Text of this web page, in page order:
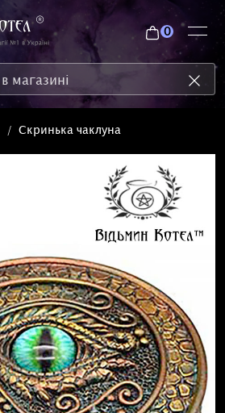
0
Скринька чаклуна